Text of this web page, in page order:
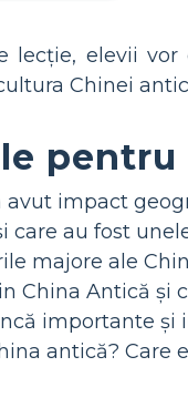
elevii
Chinei
pentru
impact
care au fost
majore ale
China Antică și
importante
antică?